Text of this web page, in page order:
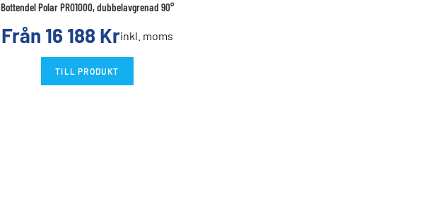
Bottendel Polar PRO1000, dubbelavgrenad 90°
Från 16 188 Krinkl. moms
TILL PRODUKT